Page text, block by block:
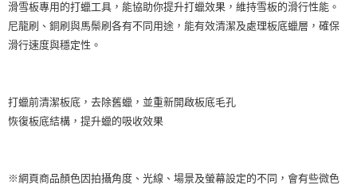
滑雪板專用的打蠟工具，能協助你提升打蠟效果，維持雪板的滑行性能。
尼龍刷、銅刷與馬鬃刷各有不同用途，能有效清潔及處理板底蠟層，確保
滑行速度與穩定性。
打蠟前清潔板底，去除舊蠟，並重新開啟板底毛孔
恢復板底結構，提升蠟的吸收效果
※網頁商品顏色因拍攝角度、光線、場景及螢幕設定的不同，會有些微色